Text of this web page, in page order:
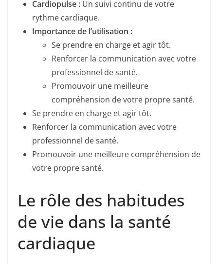
Cardiopulse : Un suivi continu de votre
rythme cardiaque.
Importance de l’utilisation :
Se prendre en charge et agir tôt.
Renforcer la communication avec votre
professionnel de santé.
Promouvoir une meilleure
compréhension de votre propre santé.
Se prendre en charge et agir tôt.
Renforcer la communication avec votre
professionnel de santé.
Promouvoir une meilleure compréhension de
votre propre santé.
Le rôle des habitudes
de vie dans la santé
cardiaque